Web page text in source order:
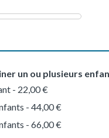
un ou plusieurs
- 22,00 €
- 44,00 €
- 66,00 €